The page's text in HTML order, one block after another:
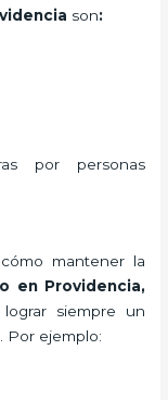
son:
por personas
mantener la
en Providencia,
siempre un
Por ejemplo: